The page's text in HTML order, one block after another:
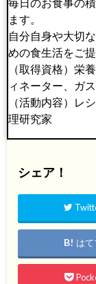
ます。
自分自身や大切
めの食生活をご
（取得資格）栄
ィネーター、ガ
（活動内容）レ
理研究家
シェア！
はて